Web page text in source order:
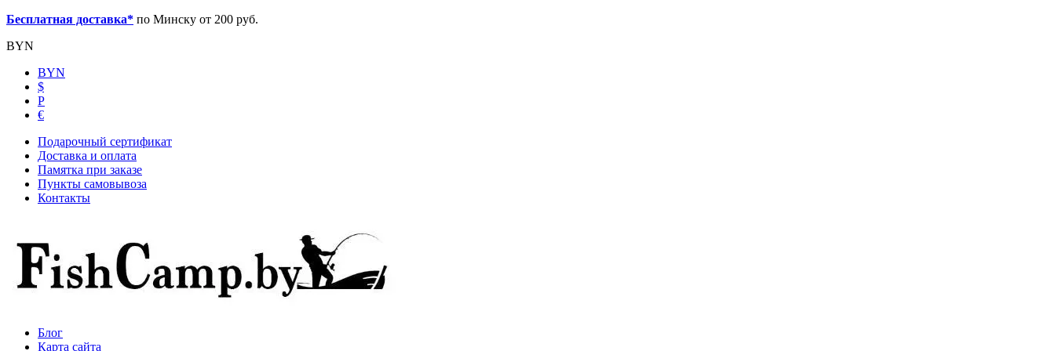
Бесплатная доставка* по Минску от 200 руб.
BYN
BYN
$
Р
€
Подарочный сертификат
Доставка и оплата
Памятка при заказе
Пункты самовывоза
Контакты
Блог
Карта сайта